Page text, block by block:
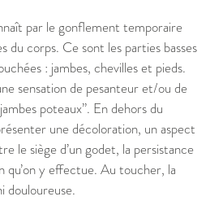
par le gonflement temporaire
du corps. Ce sont les parties basses
: jambes, chevilles et pieds.
sensation de pesanteur et/ou de
poteaux”. En dehors du
une décoloration, un aspect
le siège d’un godet, la persistance
qu’on y effectue. Au toucher, la
douloureuse.